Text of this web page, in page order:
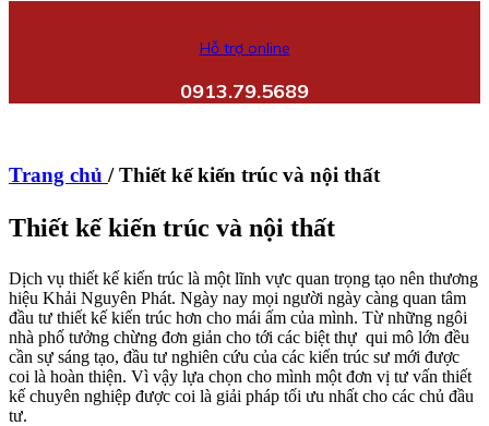
Hỗ trợ online
0913.79.5689
Trang chủ /Thiết kế kiến trúc và nội thất
Thiết kế kiến trúc và nội thất
Dịch vụ thiết kế kiến trúc là một lĩnh vực quan trọng tạo nên thương
hiệu Khải Nguyên Phát. Ngày nay mọi người ngày càng quan tâm
đầu tư thiết kế kiến trúc hơn cho mái ấm của mình. Từ những ngôi
nhà phố tưởng chừng đơn giản cho tới các biệt thự qui mô lớn đều
cần sự sáng tạo, đầu tư nghiên cứu của các kiến trúc sư mới được
coi là hoàn thiện. Vì vậy lựa chọn cho mình một đơn vị tư vấn thiết
kế chuyên nghiệp được coi là giải pháp tối ưu nhất cho các chủ đầu
tư.